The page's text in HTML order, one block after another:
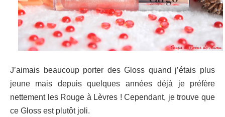
J’aimais beaucoup porter des Gloss quand j’étais plus
jeune mais depuis quelques années déjà je préfère
nettement les Rouge à Lèvres ! Cependant, je trouve que
ce Gloss est plutôt joli.